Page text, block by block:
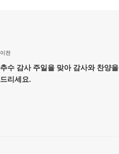
글
탐
색
이
전
글
이전
추수 감사 주일을 맞아 감사와 찬양을
드리세요.